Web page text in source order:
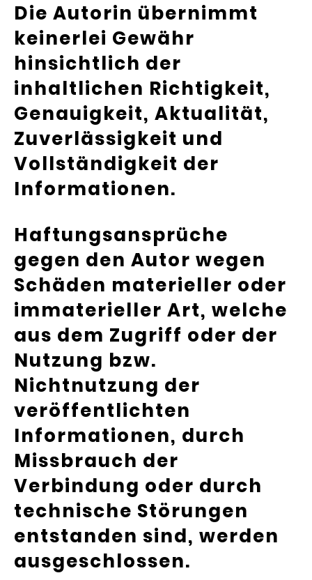
Die Autorin übernimmt
keinerlei Gewähr
hinsichtlich der
inhaltlichen Richtigkeit,
Genauigkeit, Aktualität,
Zuverlässigkeit und
Vollständigkeit der
Informationen.
Haftungsansprüche
gegen den Autor wegen
Schäden materieller oder
immaterieller Art, welche
aus dem Zugriff oder der
Nutzung bzw.
Nichtnutzung der
veröffentlichten
Informationen, durch
Missbrauch der
Verbindung oder durch
technische Störungen
entstanden sind, werden
ausgeschlossen.